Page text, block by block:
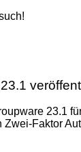
23.1
Zwei-Faktor